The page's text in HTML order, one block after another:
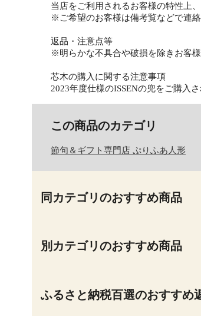
当店をご利用されるお客様の特性上
※ご希望のお客様は備考覧などで連絡
返品・注意点等
※明らかな不具合や破損を除きお客
芯木の購入に関する注意事項
2023年度仕様のISSENの兜をご購入
この商品のカテゴリ
節句＆ギフト専門店 ぷりふあ人形
同カテゴリのおすすめ商品
別カテゴリのおすすめ商品
ふるさと納税百選のおすすめ